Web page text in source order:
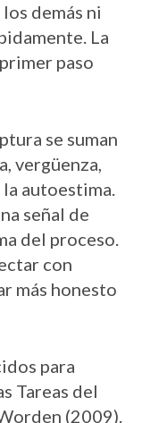
demás ni
La
paso
se suman
vergüenza,
autoestima.
señal de
del proceso.
con
más honesto
para
Tareas del
(2009).